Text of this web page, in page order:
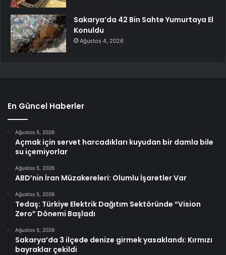
Sakarya’da 42 Bin Sahte Yumurtaya El
Konuldu
Ağustos 4, 2026
En Güncel Haberler
Ağustos 5, 2026
Açmak için servet harcadıkları kuyudan bir damla bile
su içemiyorlar
Ağustos 5, 2026
ABD’nin İran Müzakereleri: Olumlu İşaretler Var
Ağustos 5, 2026
Tedaş: Türkiye Elektrik Dağıtım Sektöründe “Vision
Zero” Dönemi Başladı
Ağustos 5, 2026
Sakarya’da 3 ilçede denize girmek yasaklandı: Kırmızı
bayraklar çekildi